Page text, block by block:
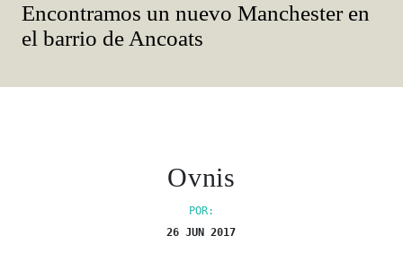
Encontramos un nuevo Manchester en
el barrio de Ancoats
Ovnis
POR:
26 JUN 2017